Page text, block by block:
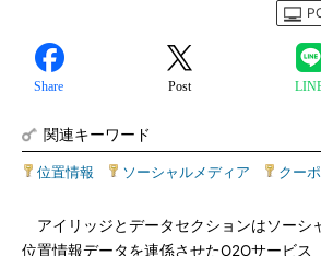
Share Post
関連キーワード
位置情報 ソーシャルメディア クー
アイリッジとデータセクションはソーシ
位置情報データを連係させたO2Oサービス